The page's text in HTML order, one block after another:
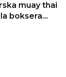
muay thai
boksera